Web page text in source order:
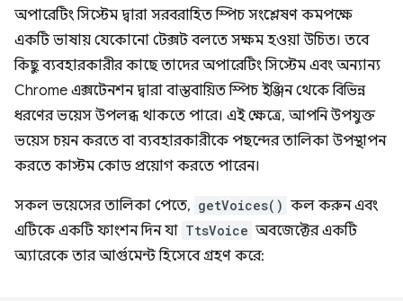
অপারেটিং সিস্টেম দ্বারা সরবরাহিত স্পিচ সংশ্লেষণ কমপক্ষে
একটি ভাষায় যেকোনো টেক্সট বলতে সক্ষম হওয়া উচিত। তবে
কিছু ব্যবহারকারীর কাছে তাদের অপারেটিং সিস্টেম এবং অন্যান্য
Chrome এক্সটেনশন দ্বারা বাস্তবায়িত স্পিচ ইঞ্জিন থেকে বিভিন্ন
ধরণের ভয়েস উপলব্ধ থাকতে পারে। এই ক্ষেত্রে, আপনি উপযুক্ত
ভয়েস চয়ন করতে বা ব্যবহারকারীকে পছন্দের তালিকা উপস্থাপন
করতে কাস্টম কোড প্রয়োগ করতে পারেন।
সকল ভয়েসের তালিকা পেতে, getVoices() কল করুন এবং
এটিকে একটি ফাংশন দিন যা TtsVoice অবজেক্টের একটি
অ্যারেকে তার আর্গুমেন্ট হিসেবে গ্রহণ করে: